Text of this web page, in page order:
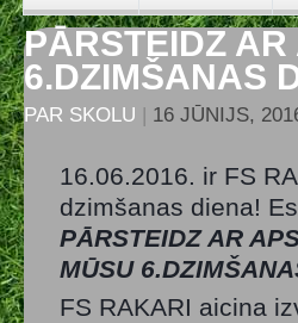
PĀRSTEIDZ
6.DZIMŠANAS
PAR SKOLU | 16 JŪNIJS,
16.06.2016. ir FS
dzimšanas diena!
PĀRSTEIDZ AR
MŪSU
FS RAKARI aicina